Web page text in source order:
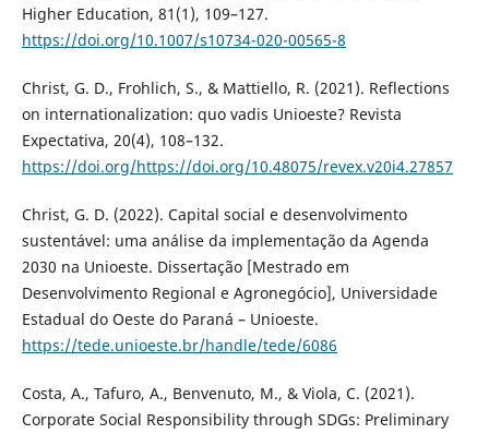
Higher Education, 81(1), 109–127.
https://doi.org/10.1007/s10734-020-00565-8
Christ, G. D., Frohlich, S., & Mattiello, R. (2021). Reflections
on internationalization: quo vadis Unioeste? Revista
Expectativa, 20(4), 108–132.
https://doi.org/https://doi.org/10.48075/revex.v20i4.27857
Christ, G. D. (2022). Capital social e desenvolvimento
sustentável: uma análise da implementação da Agenda
2030 na Unioeste. Dissertação [Mestrado em
Desenvolvimento Regional e Agronegócio], Universidade
Estadual do Oeste do Paraná – Unioeste.
https://tede.unioeste.br/handle/tede/6086
Costa, A., Tafuro, A., Benvenuto, M., & Viola, C. (2021).
Corporate Social Responsibility through SDGs: Preliminary